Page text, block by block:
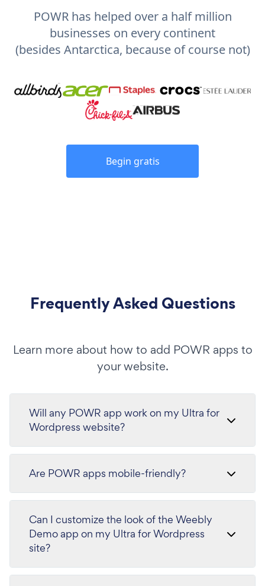
POWR has helped over a half million
businesses on every continent
(besides Antarctica, because of course not)
Begin gratis
Frequently Asked Questions
Learn more about how to add POWR apps to
your website.
Will any POWR app work on my Ultra for
Wordpress website?
Are POWR apps mobile-friendly?
Can I customize the look of the Weebly
Demo app on my Ultra for Wordpress
site?